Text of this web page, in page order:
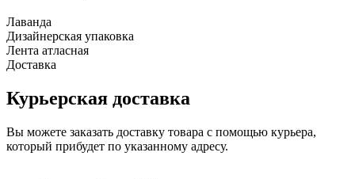
Лаванда
Дизайнерская упаковка
Лента атласная
Доставка
Курьерская доставка
Вы можете заказать доставку товара с помощью курьера,
который прибудет по указанному адресу.